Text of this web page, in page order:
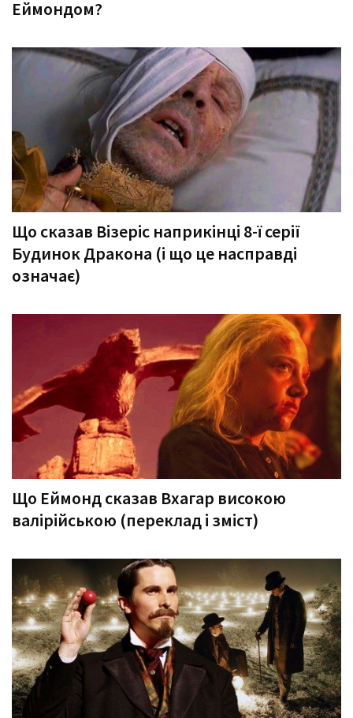
Еймондом?
Що сказав Візеріс наприкінці 8-ї серії
Будинок Дракона (і що це насправді
означає)
Що Еймонд сказав Вхагар високою
валірійською (переклад і зміст)